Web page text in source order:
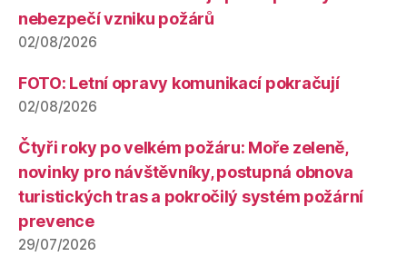
nebezpečí vzniku požárů
02/08/2026
FOTO: Letní opravy komunikací pokračují
02/08/2026
Čtyři roky po velkém požáru: Moře zeleně,
novinky pro návštěvníky, postupná obnova
turistických tras a pokročilý systém požární
prevence
29/07/2026